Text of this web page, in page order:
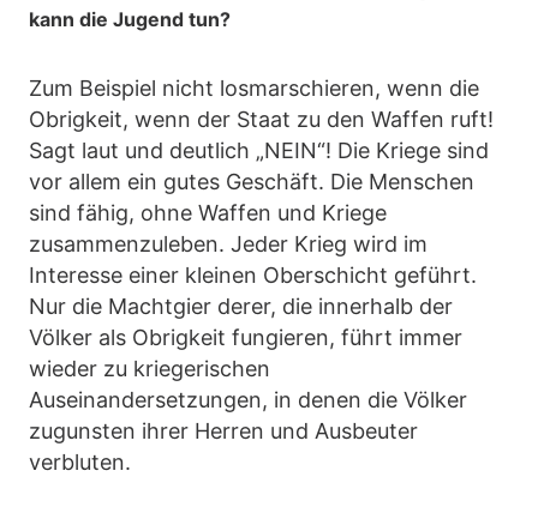
kann die Jugend tun?
Zum Beispiel nicht losmarschieren, wenn die
Obrigkeit, wenn der Staat zu den Waffen ruft!
Sagt laut und deutlich „NEIN“! Die Kriege sind
vor allem ein gutes Geschäft. Die Menschen
sind fähig, ohne Waffen und Kriege
zusammenzuleben. Jeder Krieg wird im
Interesse einer kleinen Oberschicht geführt.
Nur die Machtgier derer, die innerhalb der
Völker als Obrigkeit fungieren, führt immer
wieder zu kriegerischen
Auseinandersetzungen, in denen die Völker
zugunsten ihrer Herren und Ausbeuter
verbluten.